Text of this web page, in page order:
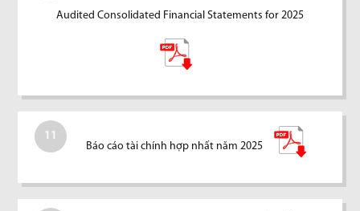
Audited Consolidated Financial Statements for 2025
11
Báo cáo tài chính hợp nhất năm 2025